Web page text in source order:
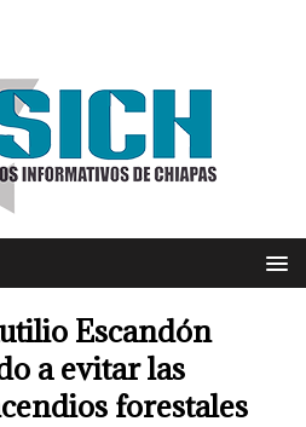
Escandón
a evitar las
forestales